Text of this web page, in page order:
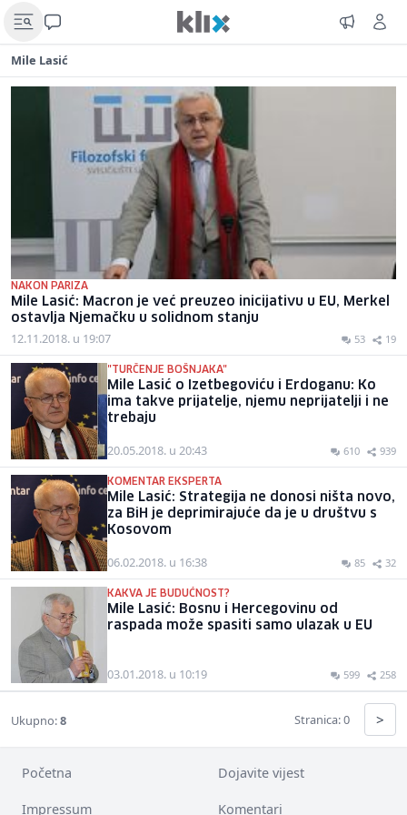
Mile Lasić
NAKON PARIZA
Mile Lasić: Macron je već preuzeo inicijativu u EU, Merkel
ostavlja Njemačku u solidnom stanju
12.11.2018. u 19:07 53 19
"TURČENJE BOŠNJAKA"
Mile Lasić o Izetbegoviću i Erdoganu: Ko
ima takve prijatelje, njemu neprijatelji i ne
trebaju
20.05.2018. u 20:43 610 939
KOMENTAR EKSPERTA
Mile Lasić: Strategija ne donosi ništa novo,
za BiH je deprimirajuće da je u društvu s
Kosovom
06.02.2018. u 16:38 85 32
KAKVA JE BUDUĆNOST?
Mile Lasić: Bosnu i Hercegovinu od
raspada može spasiti samo ulazak u EU
03.01.2018. u 10:19 599 258
Ukupno:8 Stranica: 0 >
Početna Dojavite vijest
Impressum Komentari